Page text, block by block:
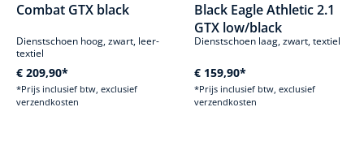
Combat GTX black
Dienstschoen hoog, zwart, leer-
textiel
€ 209,90*
*Prijs inclusief btw, exclusief
verzendkosten
Black Eagle Athletic 2.1
GTX low/black
Dienstschoen laag, zwart, textiel
€ 159,90*
*Prijs inclusief btw, exclusief
verzendkosten